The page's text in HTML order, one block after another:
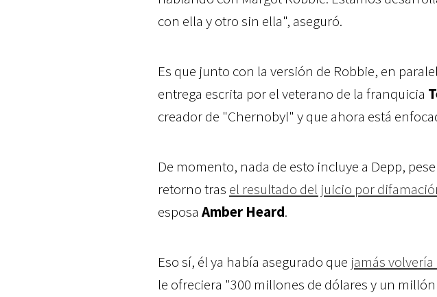
con ella y otro sin ella", aseguró.
Es que junto con la versión de Robbie, en
entrega escrita por el veterano de la franquicia
creador de "Chernobyl" y que ahora está
De momento, nada de esto incluye a Depp,
retornotras el resultado del juicio por
esposa Amber Heard.
Eso sí, él ya había asegurado que jamás
le ofreciera "300 millones de dólares y un